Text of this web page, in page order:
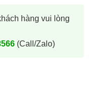
hàng vui lòng
(Call/Zalo)